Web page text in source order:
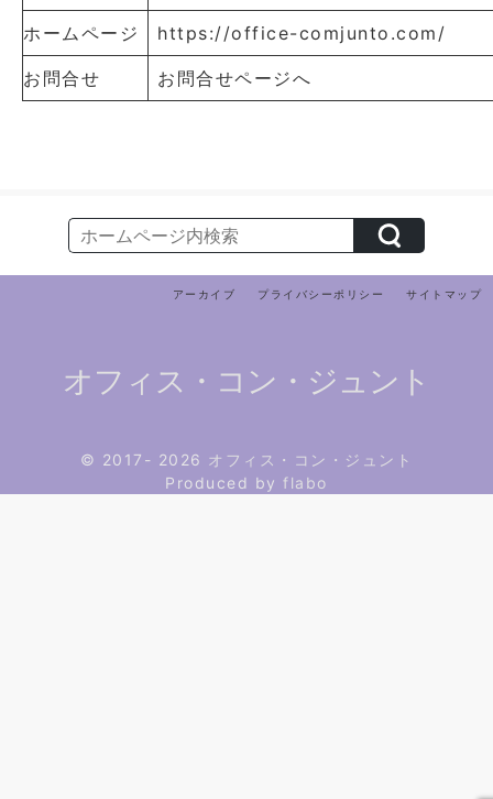
ホームページ https://office-comjunto.com/
お問合せ お問合せページへ
アーカイブ プライバシーポリシー サイトマップ
オフィス・コン・ジュント
© 2017- 2026 オフィス・コン・ジュント
Produced byflabo